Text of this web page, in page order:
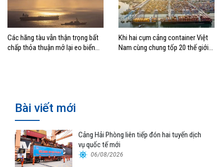
Các hãng tàu vẫn thận trọng bất
chấp thỏa thuận mở lại eo biển
Khi hai cụm cảng container Việt
Nam cùng chung tốp 20 thế giới
Bài viết mới
Cảng Hải Phòng liên tiếp đón hai tuyến dịch
vụ quốc tế mới
06/08/2026